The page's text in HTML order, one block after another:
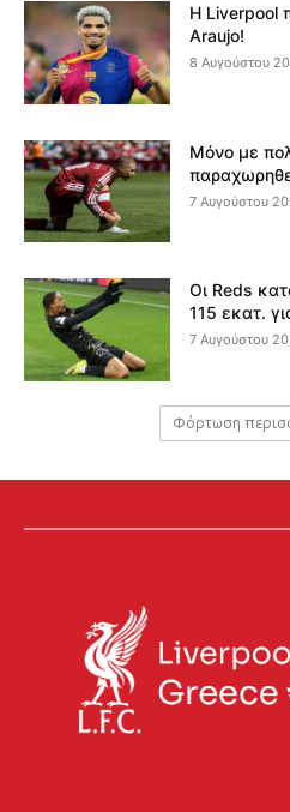
Η Liverpool
Araujo!
8 Αυγούστου
Μόνο με
7 Αυγούστου
Οι Reds
115 εκατ.
7 Αυγούστου
Φόρτωση